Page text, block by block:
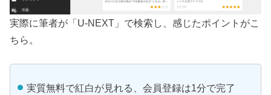
実際に筆者が「U-NEXT」で検索し、感じたポイントがこ
ちら。
実質無料で紅白が見れる、会員登録は1分で完了